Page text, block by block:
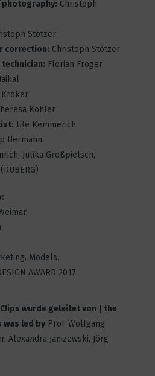
7193
Party
Christoph
Stötzer
correction: Christoph Stötzer
Florian Froger
Kroker
Köhler
Ute Kemmerich
Hermann
Julika Großpietsch,
Models.
AWARD 2017
wurde geleitet von | the
was led by Prof. Wolfgang
Alexandra Janizewski, Jörg